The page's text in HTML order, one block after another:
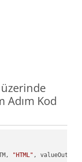
Adım Kod
"HTML" ,